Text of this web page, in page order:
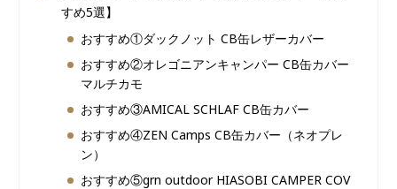
すめ5選】
おすすめ①ダックノット CB缶レザーカバー
おすすめ②オレゴニアンキャンパー CB缶カバー
マルチカモ
おすすめ③AMICAL SCHLAF CB缶カバー
おすすめ④ZEN Camps CB缶カバー（ネオプレ
ン）
おすすめ⑤grn outdoor HIASOBI CAMPER COV